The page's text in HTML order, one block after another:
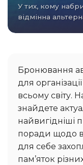
У тих, кому набрид ледачий відпочинок на пляжі є
відмінна
Бронювання
для
всьому світу.
знайдете
найвигідніші
поради щодо
для себе
пам’яток